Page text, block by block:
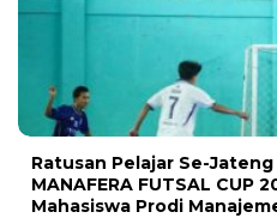
Ratusan Pelajar Se-Jateng
MANAFERA FUTSAL CUP
Mahasiswa Prodi